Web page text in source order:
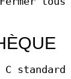
C standard